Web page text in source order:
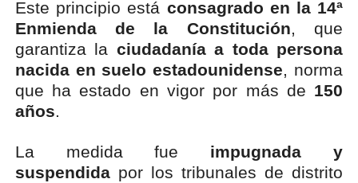
Este principio está consagrado en la 14ª
Enmienda de la Constitución, que
garantiza la ciudadanía a toda persona
nacida en suelo estadounidense, norma
que ha estado en vigor por más de 150
años.
La medida fue impugnada y
suspendidapor los tribunales de distrito